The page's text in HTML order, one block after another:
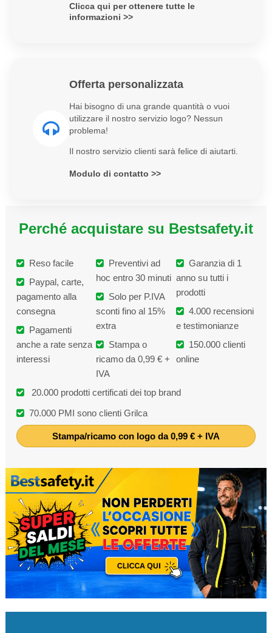
Clicca qui per ottenere tutte le
informazioni >>
Offerta personalizzata
Hai bisogno di una grande quantità o vuoi
utilizzare il nostro servizio logo? Nessun
problema!
Il nostro servizio clienti sarà felice di aiutarti.
Modulo di contatto >>
Perché acquistare su Bestsafety.it
Reso facile
Paypal, carte,
pagamento alla
consegna
Pagamenti
anche a rate senza
interessi
Preventivi ad
hoc entro 30 minuti
Solo per P.IVA
sconti fino al 15%
extra
Stampa o
ricamo da 0,99 € +
IVA
Garanzia di 1
anno su tutti i
prodotti
4.000 recensioni
e testimonianze
150.000 clienti
online
20.000 prodotti certificati dei top brand
70.000 PMI sono clienti Grilca
Stampa/ricamo con logo da 0,99 € + IVA